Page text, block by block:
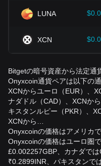
LUNA
XCN
Bitgetの暗号資産から法定通
Onyxcoin通貨ペアは以下の
XCNからユーロ（EUR）、
ナダドル（CAD）、XCNか
キスタンルピー（PKR）、
XCNから…
Onyxcoinの価格はアメリカ
Onyxcoinの価格はユーロ圏
£0.002257GBP、カナダで
₹0.2899INR、パキスタン